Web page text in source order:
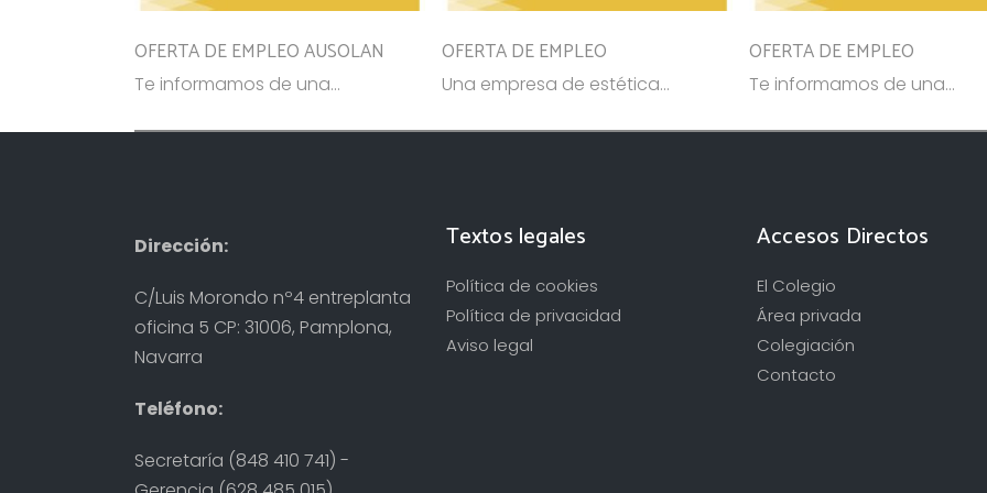
OFERTA DE EMPLEO AUSOLAN
Te informamos de una...
OFERTA DE EMPLEO
Una empresa de estética...
OFERTA DE EMPLEO
Te informamos de una...
Dirección:
C/Luis Morondo nº4 entreplanta
oficina 5 CP: 31006, Pamplona,
Navarra
Teléfono:
Secretaría (848 410 741) -
Textos legales
Política de cookies
Política de privacidad
Aviso legal
Accesos Directos
El Colegio
Área privada
Colegiación
Contacto